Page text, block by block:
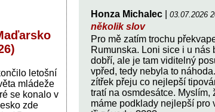
letošní
mládeže
se konalo v
zde
Honza Michalec 03.07.2026
několik slov
Pro mě zatím trochu
Rumunska. Loni sice i u nás
dobří, ale je tam viditelný
vpřed, tedy nebyla to
zítřek přeju co nejlepší
tratí na osmdesátce. Myslím,
máme podklady nejlepší pro